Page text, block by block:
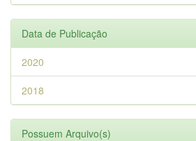
Data de Publicação
2020
2018
Possuem Arquivo(s)